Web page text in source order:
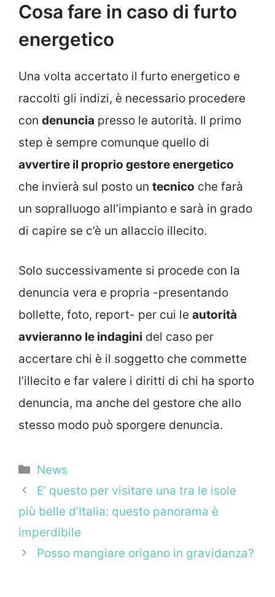
Cosa fare in caso di furto
energetico
Una volta accertato il furto energetico e
raccolti gli indizi, è necessario procedere
con denuncia presso le autorità. Il primo
step è sempre comunque quello di
avvertire il proprio gestore energetico
che invierà sul posto un tecnico che farà
un sopralluogo all’impianto e sarà in grado
di capire se c’è un allaccio illecito.
Solo successivamente si procede con la
denuncia vera e propria -presentando
bollette, foto, report- per cui le autorità
avvieranno le indagini del caso per
accertare chi è il soggetto che commette
l’illecito e far valere i diritti di chi ha sporto
denuncia, ma anche del gestore che allo
stesso modo può sporgere denuncia.
Categorie
News
E’ questo per visitare una tra le isole
più belle d’Italia: questo panorama è
imperdibile
Posso mangiare origano in gravidanza?